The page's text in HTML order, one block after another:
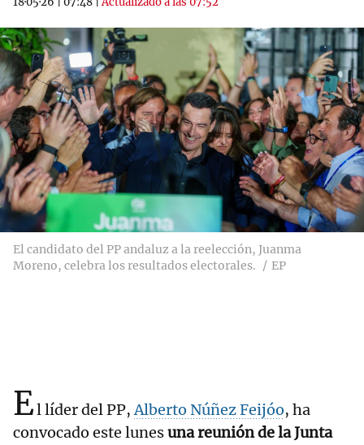
El candidato del PP andaluz a la reelección, Juanma
Moreno, celebra los resultados electorales.
EP
El líder del PP,Alberto Núñez Feijóo, ha
convocado este lunesuna reunión de la Junta